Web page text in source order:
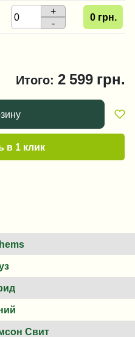
+
-
0 грн.
Итого: 2 599 грн.
в 1 клик
Свит